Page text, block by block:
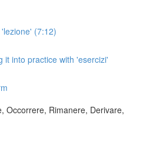
(7:12)
it into practice with 'esercizi'
Occorrere, Rimanere, Derivare,